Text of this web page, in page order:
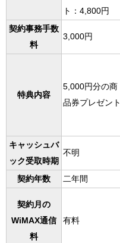
ト：4,800円
契約事務手数
料
3,000円
特典内容
5,000円分の商
品券プレゼント
キャッシュバ
ック受取時期
不明
契約年数 二年間
契約月の
WiMAX通信
料
有料